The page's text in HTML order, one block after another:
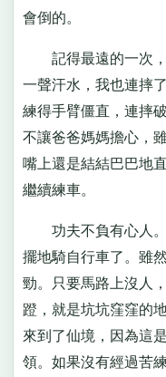
會倒的。
記得最遠的一次，
一聲汗水，我也連摔
練得手臂僵直，連摔
不讓爸爸媽媽擔心，
嘴上還是結結巴巴地
繼續練車。
功夫不負有心人。
擺地騎自行車了。雖
勁。只要馬路上沒人
蹬，就是坑坑窪窪的
來到了仙境，因為這
領。如果沒有經過苦